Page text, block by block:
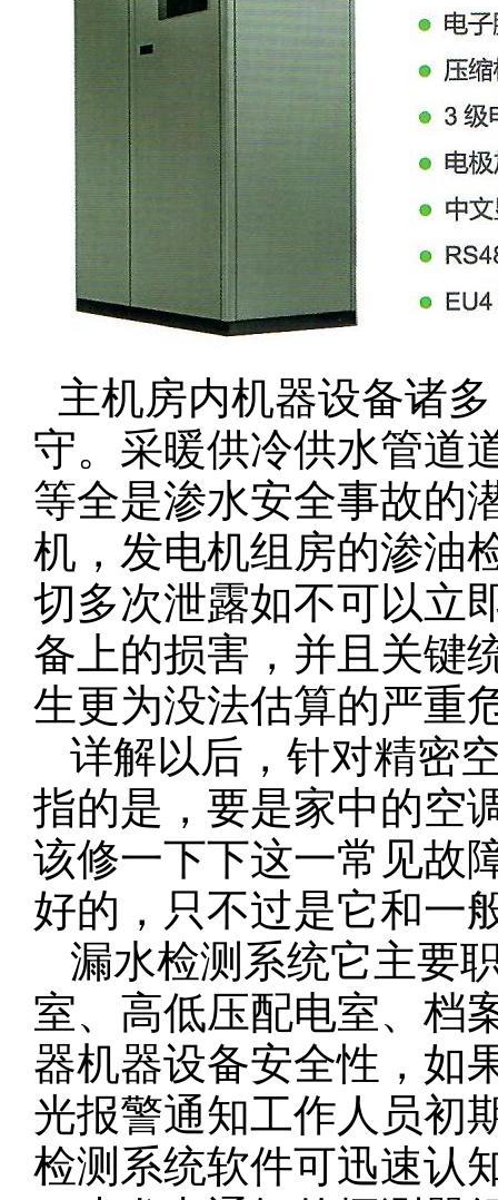
主机房内机器设备诸
守。采暖供冷供水管道
等全是渗水安全事故的
机，发电机组房的渗油
切多次泄露如不可以立
备上的损害，并且关键
生更为没法估算的严重
详解以后，针对精密
指的是，要是家中的空
该修一下下这一常见故
好的，只不过是它和一
漏水检测系统它主要
室、高低压配电室、档
器机器设备安全性，如
光报警通知工作人员初
检测系统软件可迅速认